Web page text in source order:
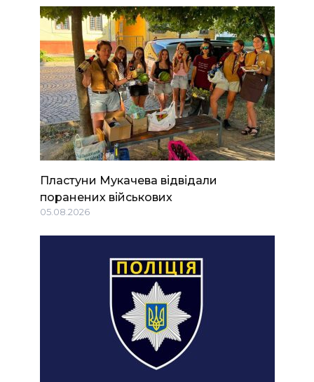
Пластуни Мукачева відвідали
поранених військових
05.08.2026